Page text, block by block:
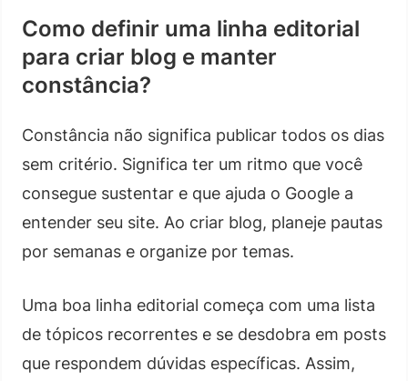
Como definir uma linha editorial
para criar blog e manter
constância?
Constância não significa publicar todos os dias
sem critério. Significa ter um ritmo que você
consegue sustentar e que ajuda o Google a
entender seu site. Ao criar blog, planeje pautas
por semanas e organize por temas.
Uma boa linha editorial começa com uma lista
de tópicos recorrentes e se desdobra em posts
que respondem dúvidas específicas. Assim,